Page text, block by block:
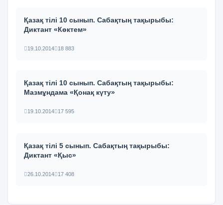
Қазақ тілі 10 сынып. Сабақтың тақырыбы:
Диктант «Көктем»
19.10.2014 18 883
Қазақ тілі 10 сынып. Сабақтың тақырыбы:
Мазмұндама «Қонақ күту»
19.10.2014 17 595
Қазақ тілі 5 сынып. Сабақтың тақырыбы:
Диктант «Қыс»
26.10.2014 17 408